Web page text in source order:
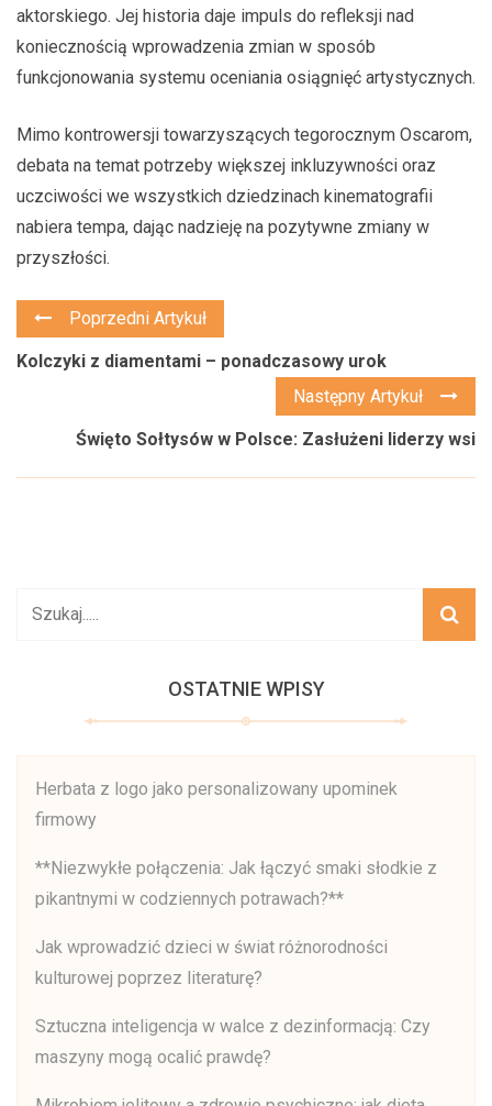
aktorskiego. Jej historia daje impuls do refleksji nad
koniecznością wprowadzenia zmian w sposób
funkcjonowania systemu oceniania osiągnięć artystycznych.
Mimo kontrowersji towarzyszących tegorocznym Oscarom,
debata na temat potrzeby większej inkluzywności oraz
uczciwości we wszystkich dziedzinach kinematografii
nabiera tempa, dając nadzieję na pozytywne zmiany w
przyszłości.
Poprzedni Artykuł
Kolczyki z diamentami – ponadczasowy urok
Następny Artykuł
Święto Sołtysów w Polsce: Zasłużeni liderzy wsi
OSTATNIE WPISY
Herbata z logo jako personalizowany upominek
firmowy
**Niezwykłe połączenia: Jak łączyć smaki słodkie z
pikantnymi w codziennych potrawach?**
Jak wprowadzić dzieci w świat różnorodności
kulturowej poprzez literaturę?
Sztuczna inteligencja w walce z dezinformacją: Czy
maszyny mogą ocalić prawdę?